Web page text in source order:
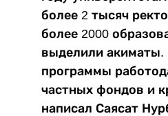
более 2 тысяч
более 2000
выделили акиматы.
программы
частных фондов и
написал Саясат